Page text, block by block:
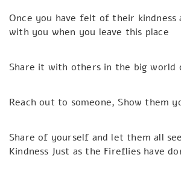
Once you have felt of their kindness
with you when you leave this place
Share it with others in the big world
Reach out to someone, Show them
Share of yourself and let them all
Kindness Just as the Fireflies have